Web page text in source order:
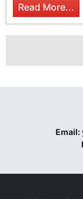
Read More...
Email: